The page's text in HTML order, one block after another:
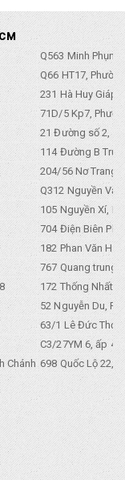
Q563 Minh
Q66 HT17,
231 Hà Huy Giáp,
71D/5 Kp7,
21 Đường số 2,
114 Đường B
204/56 Nơ Trang
Q312 Nguyền
105 Nguyền Xí,
704 Điện Biên
182 Phan Văn
767 Quang trung,
172 Thống Nhất.
52 Nguyễn Du,
63/1 Lê Đức Thọ,
C3/27YM 6, ấp 4,
Chánh 698 Quốc Lộ 22,